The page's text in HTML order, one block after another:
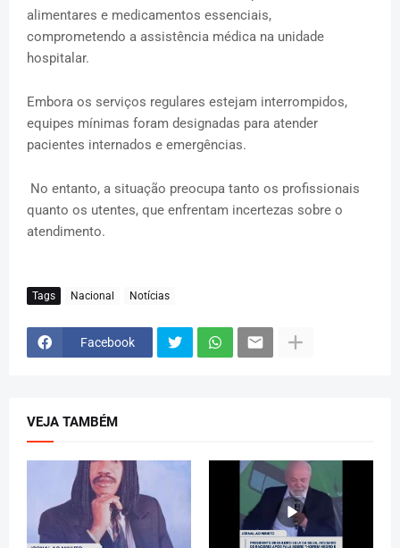
alimentares e medicamentos essenciais,
comprometendo a assistência médica na unidade
hospitalar.
Embora os serviços regulares estejam interrompidos,
equipes mínimas foram designadas para atender
pacientes internados e emergências.
No entanto, a situação preocupa tanto os profissionais
quanto os utentes, que enfrentam incertezas sobre o
atendimento.
Tags Nacional Notícias
Facebook
VEJA TAMBÉM